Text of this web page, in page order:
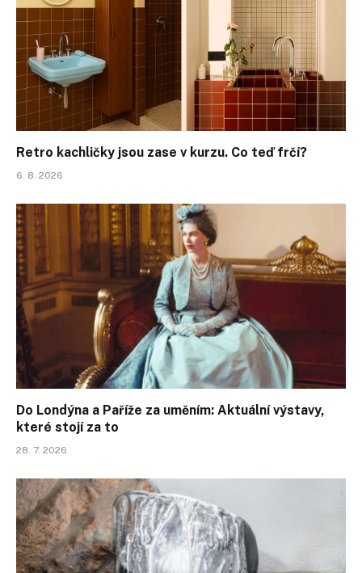
Retro kachličky jsou zase v kurzu. Co teď frčí?
6. 8. 2026
Do Londýna a Paříže za uměním: Aktuální výstavy,
které stojí za to
28. 7. 2026